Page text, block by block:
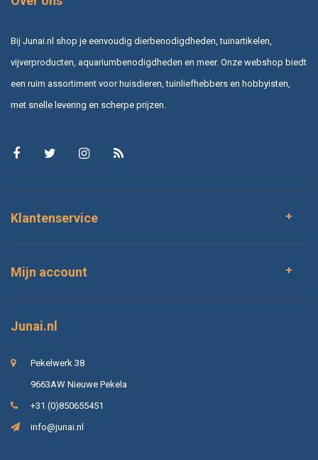
Bij Junai.nl shop je eenvoudig dierbenodigdheden, tuinartikelen,
vijverproducten, aquariumbenodigdheden en meer. Onze webshop biedt
een ruim assortiment voor huisdieren, tuinliefhebbers en hobbyisten,
met snelle levering en scherpe prijzen.
Klantenservice
Mijn account
Junai.nl
Pekelwerk 38
9663AW Nieuwe Pekela
+31 (0)850655451
info@junai.nl